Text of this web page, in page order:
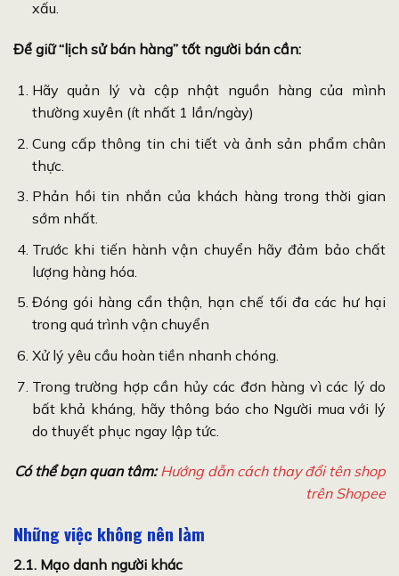
xấu.
Để giữ “lịch sử bán hàng” tốt người bán cần:
Hãy quản lý và cập nhật nguồn hàng của mình
thường xuyên (ít nhất 1 lần/ngày)
Cung cấp thông tin chi tiết và ảnh sản phẩm chân
thực.
Phản hồi tin nhắn của khách hàng trong thời gian
sớm nhất.
Trước khi tiến hành vận chuyển hãy đảm bảo chất
lượng hàng hóa.
Đóng gói hàng cẩn thận, hạn chế tối đa các hư hại
trong quá trình vận chuyển
Xử lý yêu cầu hoàn tiền nhanh chóng.
Trong trường hợp cần hủy các đơn hàng vì các lý do
bất khả kháng, hãy thông báo cho Người mua với lý
do thuyết phục ngay lập tức.
Có thể bạn quan tâm:Hướng dẫn cách thay đổi tên shop
trên Shopee
Những việc không nên làm
2.1. Mạo danh người khác